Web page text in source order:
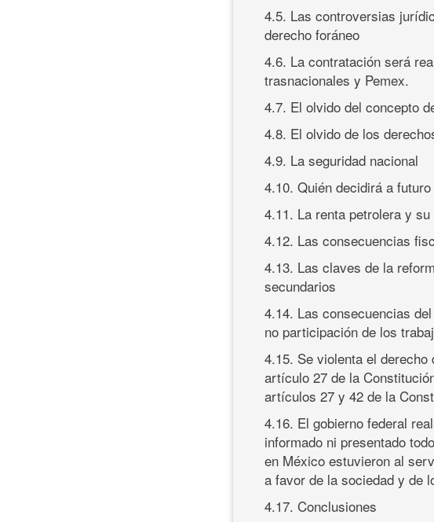
4.5. Las controversias
derecho foráneo
4.6. La contratación será
trasnacionales y Pemex.
4.7. El olvido del concepto
4.8. El olvido de los
4.9. La seguridad nacional
4.10. Quién decidirá a
4.11. La renta petrolera y
4.12. Las consecuencias
4.13. Las claves de la
secundarios
4.14. Las consecuencias
no participación de los
4.15. Se violenta el
artículo 27 de la
artículos 27 y 42 de la
4.16. El gobierno federal
informado ni presentado
en México estuvieron al
a favor de la sociedad y de
4.17. Conclusiones